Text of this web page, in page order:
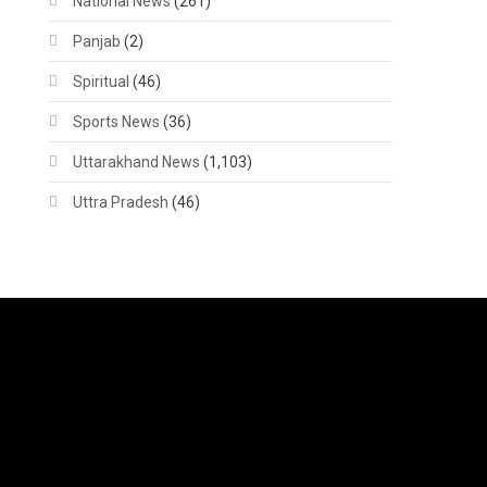
Panjab (2)
Spiritual (46)
Sports News (36)
Uttarakhand News (1,103)
Uttra Pradesh (46)